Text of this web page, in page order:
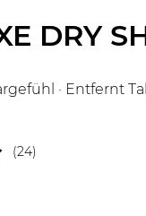
DRY
· Entfernt
(24)